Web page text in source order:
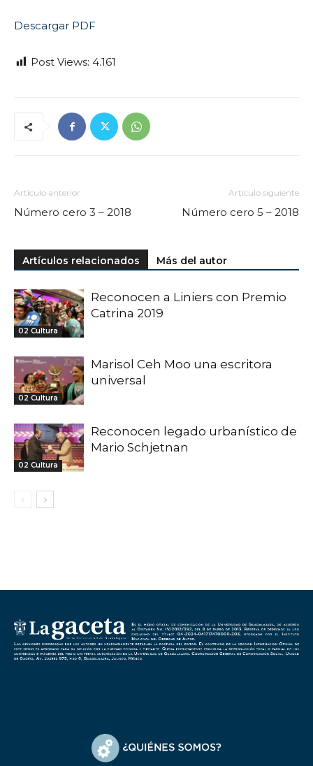
Descargar PDF
Post Views: 4.161
Artículo anterior
Número cero 3 – 2018
Artículo siguiente
Número cero 5 – 2018
Artículos relacionados Más del autor
02 Cultura
Reconocen a Liniers con Premio
Catrina 2019
02 Cultura
Marisol Ceh Moo una escritora
universal
02 Cultura
Reconocen legado urbanístico de
Mario Schjetnan